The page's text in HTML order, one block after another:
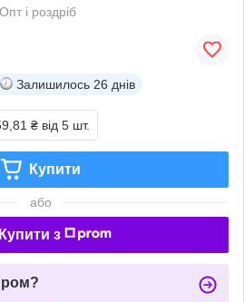
Опт і роздріб
Залишилось 26 днів
₴ від 5 шт.
Купити
або
Купити з